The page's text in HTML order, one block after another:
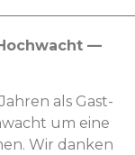
—
als Gast­
um eine
Wir danken